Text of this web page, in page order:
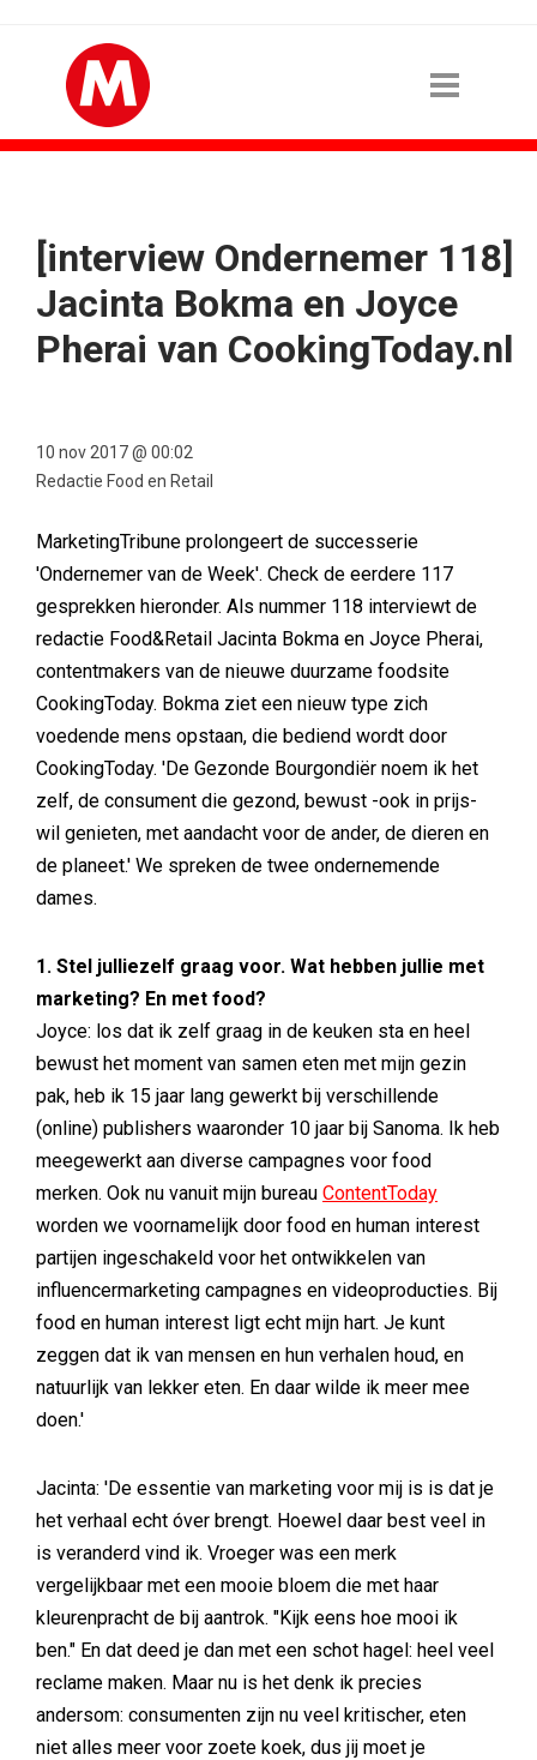
[interview Ondernemer 118]
Jacinta Bokma en Joyce
Pherai van CookingToday.nl
10 nov 2017 @ 00:02
Redactie Food en Retail
MarketingTribune prolongeert de successerie
'Ondernemer van de Week'. Check de eerdere 117
gesprekken hieronder. Als nummer 118 interviewt de
redactie Food&Retail Jacinta Bokma en Joyce Pherai,
contentmakers van de nieuwe duurzame foodsite
CookingToday. Bokma ziet een nieuw type zich
voedende mens opstaan, die bediend wordt door
CookingToday. 'De Gezonde Bourgondiër noem ik het
zelf, de consument die gezond, bewust -ook in prijs-
wil genieten, met aandacht voor de ander, de dieren en
de planeet.' We spreken de twee ondernemende
dames.
1. Stel julliezelf graag voor. Wat hebben jullie met
marketing? En met food?
Joyce: los dat ik zelf graag in de keuken sta en heel
bewust het moment van samen eten met mijn gezin
pak, heb ik 15 jaar lang gewerkt bij verschillende
(online) publishers waaronder 10 jaar bij Sanoma. Ik heb
meegewerkt aan diverse campagnes voor food
merken. Ook nu vanuit mijn bureau ContentToday
worden we voornamelijk door food en human interest
partijen ingeschakeld voor het ontwikkelen van
influencermarketing campagnes en videoproducties. Bij
food en human interest ligt echt mijn hart. Je kunt
zeggen dat ik van mensen en hun verhalen houd, en
natuurlijk van lekker eten. En daar wilde ik meer mee
doen.'
Jacinta: 'De essentie van marketing voor mij is is dat je
het verhaal echt óver brengt. Hoewel daar best veel in
is veranderd vind ik. Vroeger was een merk
vergelijkbaar met een mooie bloem die met haar
kleurenpracht de bij aantrok. "Kijk eens hoe mooi ik
ben." En dat deed je dan met een schot hagel: heel veel
reclame maken. Maar nu is het denk ik precies
andersom: consumenten zijn nu veel kritischer, eten
niet alles meer voor zoete koek, dus jij moet je